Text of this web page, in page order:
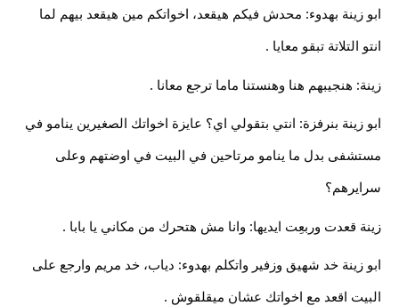
ابو زينة بهدوء: محدش فيكم هيقعد، اخواتكم مين هيقعد بيهم لما
انتو التلاتة تبقو معايا .
زينة: هنجيبهم هنا وهنستنا ماما ترجع معانا .
ابو زينة بنرفزة: انتي بتقولي اي؟ عايزة اخواتك الصغيرين ينامو في
مستشفى بدل ما ينامو مرتاحين في البيت في اوضتهم وعلى
سرايرهم؟
زينة قعدت وربعِت ايديها: وانا مش هتحرك من مكاني يا بابا .
ابو زينة خد شهيق وزفير واتكلم بهدوء: دياب، خد مريم وارجع على
البيت اقعد مع اخواتك عشان ميقلقوش .